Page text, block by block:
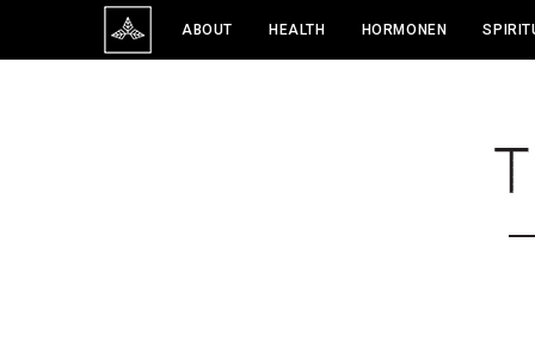
ABOUT HEALTH HORMONEN